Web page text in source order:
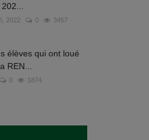
2022 0 3457
élèves qui ont loué
REN...
0 1874